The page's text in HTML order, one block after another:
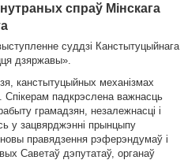
спраў Мінскага
суддзі Канстытуцыйнага
дзяржавы».
канстытуцыйных механізмах
Спікерам падкрэслена важнасць
грамадзян, незалежнасці і
у зацвярджэнні прынцыпу
правядзення рэферэндумаў і
Саветаў дэпутатаў, органаў